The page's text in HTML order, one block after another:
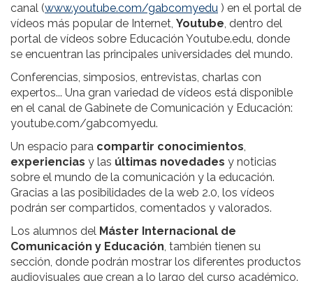
canal (www.youtube.com/gabcomyedu ) en el portal de
vídeos más popular de Internet, Youtube, dentro del
portal de vídeos sobre Educación Youtube.edu, donde
se encuentran las principales universidades del mundo.
Conferencias, simposios, entrevistas, charlas con
expertos... Una gran variedad de vídeos está disponible
en el canal de Gabinete de Comunicación y Educación:
youtube.com/gabcomyedu.
Un espacio para compartir conocimientos,
experiencias y las últimas novedades y noticias
sobre el mundo de la comunicación y la educación.
Gracias a las posibilidades de la web 2.0, los vídeos
podrán ser compartidos, comentados y valorados.
Los alumnos del Máster Internacional de
Comunicación y Educación, también tienen su
sección, donde podrán mostrar los diferentes productos
audiovisuales que crean a lo largo del curso académico.